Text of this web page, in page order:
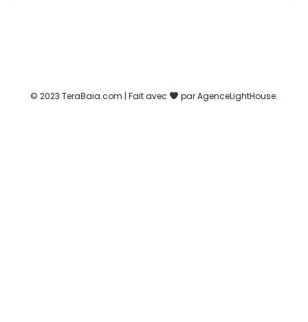
© 2023 TeraBaia.com | Fait avec par AgenceLightHouse.